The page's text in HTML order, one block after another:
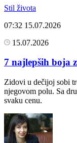
Stil života
07:32 15.07.2026
15.07.2026
7 najlepših boja
Zidovi u dečijoj sobi
njegovom polu. Sa
svaku cenu.